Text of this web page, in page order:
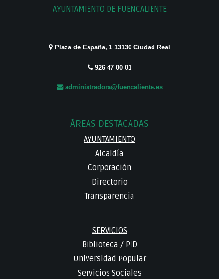
AYUNTAMIENTO DE FUENCALIENTE
Plaza de España, 1 13130 Ciudad Real
926 47 00 01
administradora@fuencaliente.es
ÁREAS DESTACADAS
AYUNTAMIENTO
Alcaldía
Corporación
Directorio
Transparencia
SERVICIOS
Biblioteca / PID
Universidad Popular
Servicios Sociales